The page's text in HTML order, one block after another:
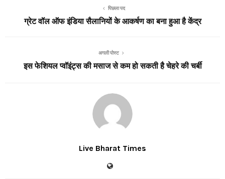
पिछला पद
ग्रेट वॉल ऑफ इंडिया सैलानियों के आकर्षण का बना हुआ है केंद्र
अगली पोस्ट
इस फेशियल प्वॉइंट्स की मसाज से कम हो सकती है चेहरे की चर्बी
Live Bharat Times